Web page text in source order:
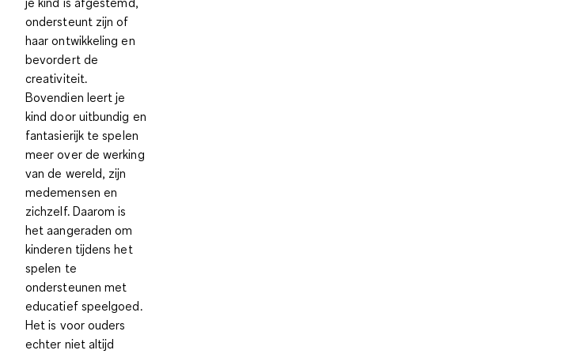
ondersteunt zijn of
haar ontwikkeling en
bevordert de
creativiteit.
Bovendien leert je
kind door uitbundig en
fantasierijk te spelen
meer over de werking
van de wereld, zijn
medemensen en
zichzelf. Daarom is
het aangeraden om
kinderen tijdens het
spelen te
ondersteunen met
educatief speelgoed.
Het is voor ouders
echter niet altijd